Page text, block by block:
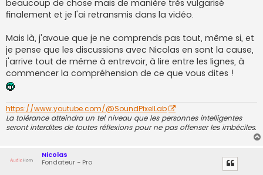
a
g
e
beaucoup de chose mais de manière très vulgarisé
finalement et je l'ai retransmis dans la vidéo.
Mais là, j'avoue que je ne comprends pas tout, même si, et
je pense que les discussions avec Nicolas en sont la cause,
j'arrive tout de même à entrevoir, à lire entre les lignes, à
commencer la compréhension de ce que vous dites !
https://www.youtube.com/@SoundPixelLab
La tolérance atteindra un tel niveau que les personnes intelligentes
seront interdites de toutes réflexions pour ne pas offenser les imbéciles.
Nicolas
Fondateur - Pro